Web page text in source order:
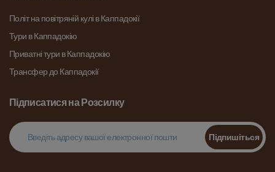
Політ на повітряній кулі в Каппадокії
Тури в Каппадокію
Приватні тури в Каппадокію
Трансфер до Каппадокії
Підписатися на Розсилку
Підпишіться